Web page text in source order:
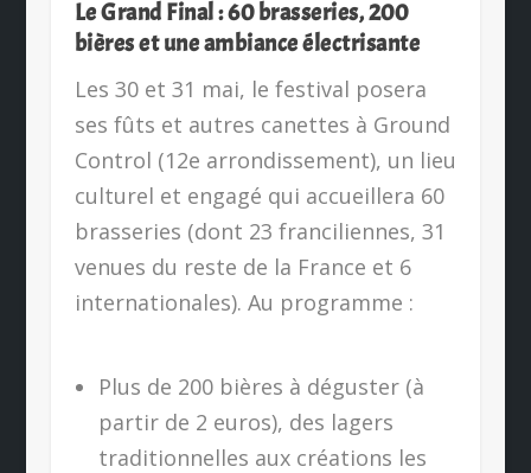
Le Grand Final : 60 brasseries, 200
bières et une ambiance électrisante
Les 30 et 31 mai, le festival posera
ses fûts et autres canettes à Ground
Control (12e arrondissement), un lieu
culturel et engagé qui accueillera 60
brasseries (dont 23 franciliennes, 31
venues du reste de la France et 6
internationales). Au programme :
Plus de 200 bières à déguster (à
partir de 2 euros), des lagers
traditionnelles aux créations les